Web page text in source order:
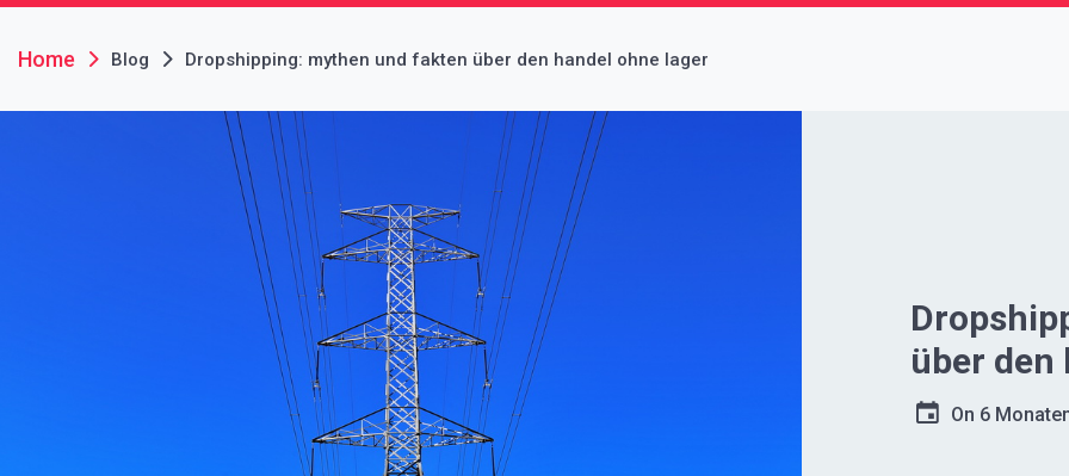
Home Blog Dropshipping: mythen und fakten über den handel ohne lager
über den
On 6